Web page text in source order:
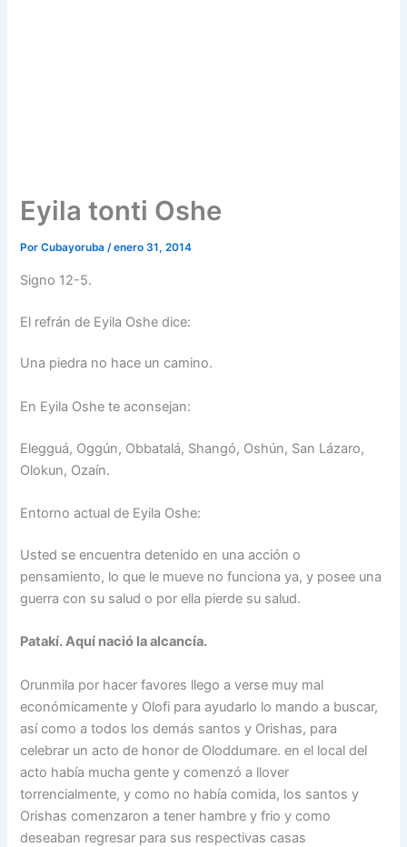
Eyila tonti Oshe
PorCubayoruba/enero 31, 2014
Signo 12-5.
El refrán de Eyila Oshe dice:
Una piedra no hace un camino.
En Eyila Oshe te aconsejan:
Elegguá, Oggún, Obbatalá, Shangó, Oshún, San Lázaro,
Olokun, Ozaín.
Entorno actual de Eyila Oshe:
Usted se encuentra detenido en una acción o
pensamiento, lo que le mueve no funciona ya, y posee una
guerra con su salud o por ella pierde su salud.
Patakí. Aquí nació la alcancía.
Orunmila por hacer favores llego a verse muy mal
económicamente y Olofi para ayudarlo lo mando a buscar,
así como a todos los demás santos y Orishas, para
celebrar un acto de honor de Oloddumare. en el local del
acto había mucha gente y comenzó a llover
torrencialmente, y como no había comida, los santos y
Orishas comenzaron a tener hambre y frio y como
deseaban regresar para sus respectivas casas